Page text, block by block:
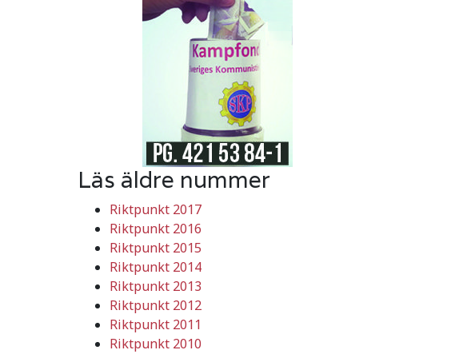
Läs äldre nummer
Riktpunkt 2017
Riktpunkt 2016
Riktpunkt 2015
Riktpunkt 2014
Riktpunkt 2013
Riktpunkt 2012
Riktpunkt 2011
Riktpunkt 2010